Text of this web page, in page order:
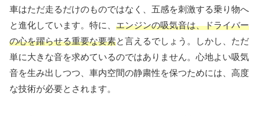
車はただ走るだけのものではなく、五感を刺激する乗り物へ
と進化しています。特に、 エンジンの吸気音は、ドライバー
の心を躍らせる重要な要素と言えるでしょう。しかし、ただ
単に大きな音を求めているのではありません。心地よい吸気
音を生み出しつつ、車内空間の静粛性を保つためには、高度
な技術が必要とされます。